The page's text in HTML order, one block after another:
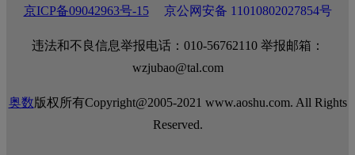
京ICP备09042963号-15 京公网安备 11010802027854号
违法和不良信息举报电话：010-56762110 举报邮箱：
wzjubao@tal.com
奥数版权所有Copyright@2005-2021 www.aoshu.com. All Rights
Reserved.